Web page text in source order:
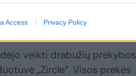
Access Privacy Policy
sostinėse
veikti drabužių prekybos
„Zircle“. Visos prekės